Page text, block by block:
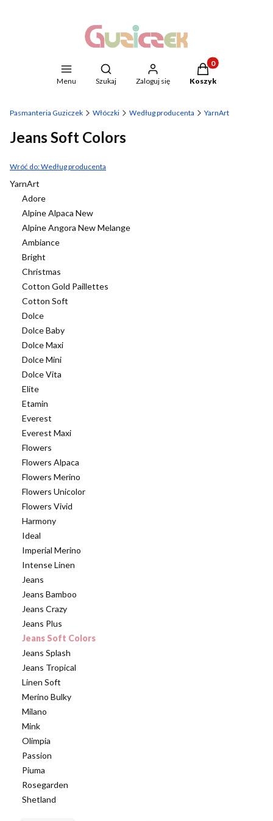
Menu
Otwórz wyszukiwarkę
Szukaj Zaloguj się
Produkty w
Koszyk
Pasmanteria Guziczek Włóczki Według producenta YarnArt
Jeans Soft Colors
Wróć do: Według producenta
YarnArt
Adore
Alpine Alpaca New
Alpine Angora New Melange
Ambiance
Bright
Christmas
Cotton Gold Paillettes
Cotton Soft
Dolce
Dolce Baby
Dolce Maxi
Dolce Mini
Dolce Vita
Elite
Etamin
Everest
Everest Maxi
Flowers
Flowers Alpaca
Flowers Merino
Flowers Unicolor
Flowers Vivid
Harmony
Ideal
Imperial Merino
Intense Linen
Jeans
Jeans Bamboo
Jeans Crazy
Jeans Plus
Jeans Soft Colors
Jeans Splash
Jeans Tropical
Linen Soft
Merino Bulky
Milano
Mink
Olimpia
Passion
Piuma
Rosegarden
Shetland